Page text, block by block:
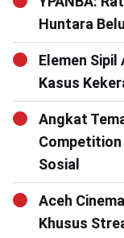
Huntara
Elemen
Kasus
Angkat
Competition
Sosial
Aceh
Khusus